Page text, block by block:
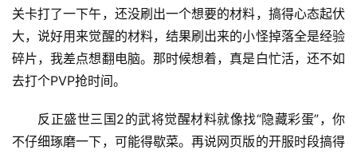
关卡打了一下午，还没刷出一个想要的材料，搞得心态起伏
大，说好用来觉醒的材料，结果刷出来的小怪掉落全是经验
碎片，我差点想翻电脑。那时候想着，真是白忙活，还不如
去打个PVP抢时间。
反正盛世三国2的武将觉醒材料就像找“隐藏彩蛋”，你
不仔细琢磨一下，可能得歇菜。再说网页版的开服时段搞得